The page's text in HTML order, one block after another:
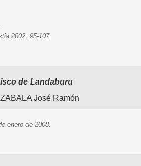
2002: 95-107.
de Landaburu
José Ramón
enero de 2008.